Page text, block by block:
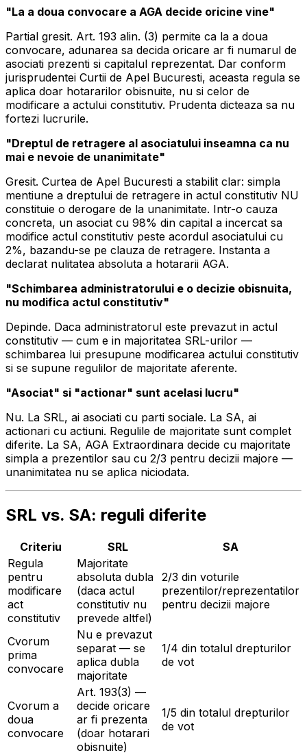
"La a doua convocare a AGA decide oricine vine"
Partial gresit. Art. 193 alin. (3) permite ca la a doua
convocare, adunarea sa decida oricare ar fi numarul de
asociati prezenti si capitalul reprezentat. Dar conform
jurisprudentei Curtii de Apel Bucuresti, aceasta regula se
aplica doar hotararilor obisnuite, nu si celor de
modificare a actului constitutiv. Prudenta dicteaza sa nu
fortezi lucrurile.
"Dreptul de retragere al asociatului inseamna ca nu
mai e nevoie de unanimitate"
Gresit. Curtea de Apel Bucuresti a stabilit clar: simpla
mentiune a dreptului de retragere in actul constitutiv NU
constituie o derogare de la unanimitate. Intr-o cauza
concreta, un asociat cu 98% din capital a incercat sa
modifice actul constitutiv peste acordul asociatului cu
2%, bazandu-se pe clauza de retragere. Instanta a
declarat nulitatea absoluta a hotararii AGA.
"Schimbarea administratorului e o decizie obisnuita,
nu modifica actul constitutiv"
Depinde. Daca administratorul este prevazut in actul
constitutiv — cum e in majoritatea SRL-urilor —
schimbarea lui presupune modificarea actului constitutiv
si se supune regulilor de majoritate aferente.
"Asociat" si "actionar" sunt acelasi lucru"
Nu. La SRL, ai asociati cu parti sociale. La SA, ai
actionari cu actiuni. Regulile de majoritate sunt complet
diferite. La SA, AGA Extraordinara decide cu majoritate
simpla a prezentilor sau cu 2/3 pentru decizii majore —
unanimitatea nu se aplica niciodata.
SRL vs. SA: reguli diferite
Criteriu SRL
SA
Regula
pentru
modificare
act
constitutiv
Majoritate
absoluta dubla
(daca actul
constitutiv nu
prevede altfel)
2/3 din voturile
prezentilor/reprezentatilor
pentru decizii majore
Cvorum
prima
convocare
Nu e prevazut
separat — se
aplica dubla
majoritate
1/4 din totalul drepturilor
de vot
Cvorum a
doua
convocare
Art. 193(3) —
decide oricare
ar fi prezenta
(doar hotarari
obisnuite)
1/5 din totalul drepturilor
de vot